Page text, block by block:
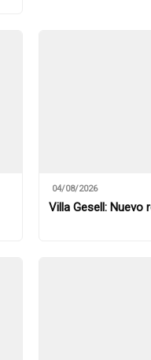
04/08/2026
Villa Gesell: Nuevo